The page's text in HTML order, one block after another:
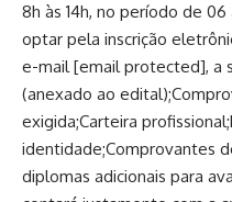
8h às 14h, no período de
optar pela inscrição
e-mail [email protected], a
(anexado ao
exigida;Carteira
identidade;Comprovantes
diplomas adicionais para